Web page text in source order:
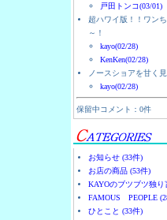
戸田トンコ(03/01)
超ハワイ版！！ワン
～！
kayo(02/28)
KenKen(02/28)
ノースショアを甘く
kayo(02/28)
保留中コメント：0件
お知らせ (33件)
お店の商品 (53件)
KAYOのブツブツ独り
FAMOUS PEOPLE
ひとこと (33件)